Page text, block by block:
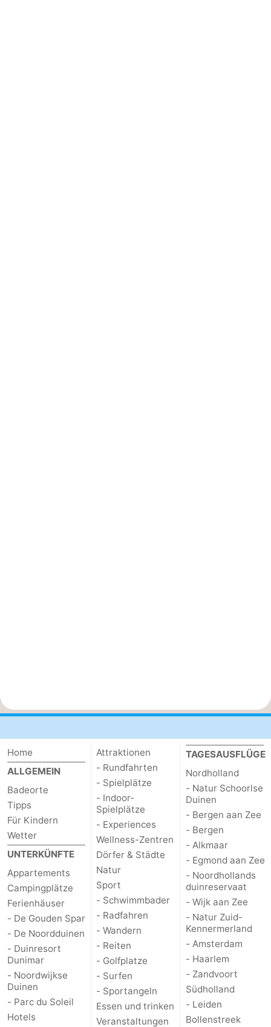
Home
ALLGEMEIN
Badeorte
Tipps
Für Kindern
Wetter
UNTERKÜNFTE
Appartements
Campingplätze
Ferienhäuser
- De Gouden Spar
- De Noordduinen
- Duinresort
Dunimar
- Noordwijkse
Duinen
- Parc du Soleil
Hotels
Attraktionen
- Rundfahrten
- Spielplätze
- Indoor-
Spielplätze
- Experiences
Wellness-Zentren
Dörfer & Städte
Natur
Sport
- Schwimmbader
- Radfahren
- Wandern
- Reiten
- Golfplatze
- Surfen
- Sportangeln
Essen und trinken
Veranstaltungen
TAGESAUSFLÜGE
Nordholland
- Natur Schoorlse
Duinen
- Bergen aan Zee
- Bergen
- Alkmaar
- Egmond aan Zee
- Noordhollands
duinreservaat
- Wijk aan Zee
- Natur Zuid-
Kennermerland
- Amsterdam
- Haarlem
- Zandvoort
Südholland
- Leiden
Bollenstreek